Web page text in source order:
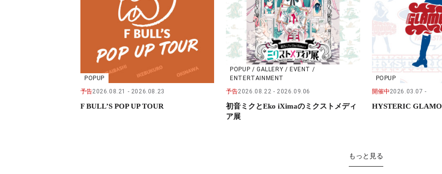
POPUP
予告2026.08.21 2026.08.23
F BULL’S POP UP TOUR
POPUP / GALLERY / EVENT /
ENTERTAINMENT
予告2026.08.22 2026.09.06
初音ミクとEko iXimaのミクストメディ
ア展
POPUP
開催中2026.03.07
HYSTERIC
もっと見る